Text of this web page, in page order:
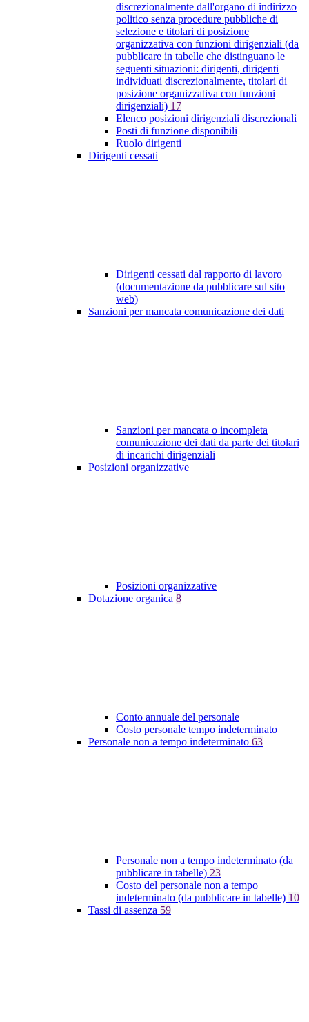
discrezionalmente dall'organo di indirizzo
politico senza procedure pubbliche di
selezione e titolari di posizione
organizzativa con funzioni dirigenziali (da
pubblicare in tabelle che distinguano le
seguenti situazioni: dirigenti, dirigenti
individuati discrezionalmente, titolari di
posizione organizzativa con funzioni
dirigenziali) 17
Elenco posizioni dirigenziali discrezionali
Posti di funzione disponibili
Ruolo dirigenti
Dirigenti cessati
Dirigenti cessati dal rapporto di lavoro
(documentazione da pubblicare sul sito
web)
Sanzioni per mancata comunicazione dei dati
Sanzioni per mancata o incompleta
comunicazione dei dati da parte dei titolari
di incarichi dirigenziali
Posizioni organizzative
Posizioni organizzative
Dotazione organica 8
Conto annuale del personale
Costo personale tempo indeterminato
Personale non a tempo indeterminato 63
Personale non a tempo indeterminato (da
pubblicare in tabelle) 23
Costo del personale non a tempo
indeterminato (da pubblicare in tabelle) 10
Tassi di assenza 59